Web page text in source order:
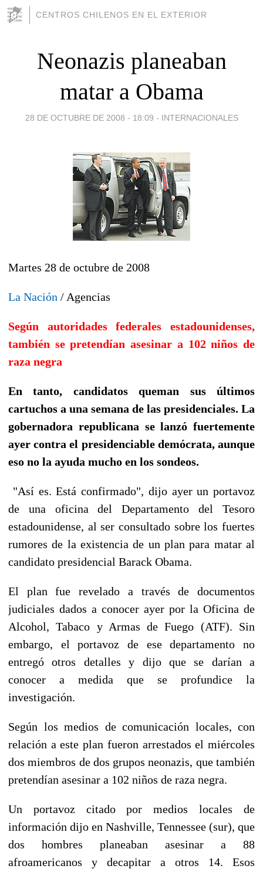
CENTROS CHILENOS EN EL EXTERIOR
Neonazis planeaban
matar a Obama
28 DE OCTUBRE DE 2008 - 18:09 - INTERNACIONALES
Martes 28 de octubre de 2008
La Nación / Agencias
Según autoridades federales estadounidenses,
también se pretendían asesinar a 102 niños de
raza negra
En tanto, candidatos queman sus últimos
cartuchos a una semana de las presidenciales. La
gobernadora republicana se lanzó fuertemente
ayer contra el presidenciable demócrata, aunque
eso no la ayuda mucho en los sondeos.
"Así es. Está confirmado", dijo ayer un portavoz
de una oficina del Departamento del Tesoro
estadounidense, al ser consultado sobre los fuertes
rumores de la existencia de un plan para matar al
candidato presidencial Barack Obama.
El plan fue revelado a través de documentos
judiciales dados a conocer ayer por la Oficina de
Alcohol, Tabaco y Armas de Fuego (ATF). Sin
embargo, el portavoz de ese departamento no
entregó otros detalles y dijo que se darían a
conocer a medida que se profundice la
investigación.
Según los medios de comunicación locales, con
relación a este plan fueron arrestados el miércoles
dos miembros de dos grupos neonazis, que también
pretendían asesinar a 102 niños de raza negra.
Un portavoz citado por medios locales de
información dijo en Nashville, Tennessee (sur), que
dos hombres planeaban asesinar a 88
afroamericanos y decapitar a otros 14. Esos